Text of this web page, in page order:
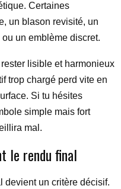
Certaines
un blason revisité, un
un emblème discret.
lisible et harmonieux
trop chargé perd vite en
Si tu hésites
simple mais fort
mal.
le rendu final
devient un critère décisif.